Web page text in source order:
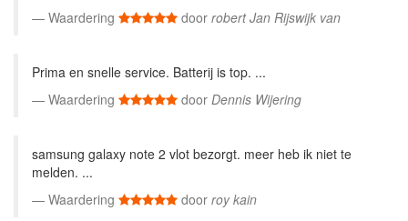
Waardering
door robert Jan Rijswijk van
Prima en snelle service. Batterij is top. ...
Waardering
door Dennis Wijering
samsung galaxy note 2 vlot bezorgt. meer heb ik niet te
melden. ...
Waardering
door roy kain